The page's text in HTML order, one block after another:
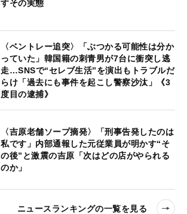
すその実態
〈ベントレー追突〉「ぶつかる可能性は分か
っていた」韓国籍の刺青男が7台に衝突し逃
走…SNSで“セレブ生活”を演出もトラブルだ
らけ「過去にも事件を起こし警察沙汰」《3
度目の逮捕》
〈吉原老舗ソープ摘発〉「刑事告発したのは
私です」内部通報した元従業員が明かす“そ
の後”と激震の吉原「次はどの店がやられる
のか」
ニュースランキングの一覧を見る